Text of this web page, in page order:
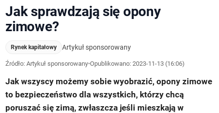
Jak sprawdzają się opony
zimowe?
Rynek kapitałowy Artykuł sponsorowany
Źródło: Artykuł sponsorowany•Opublikowano:2023-11-13 (16:06)
Jak wszyscy możemy sobie wyobrazić, opony zimowe
to bezpieczeństwo dla wszystkich, którzy chcą
poruszać się zimą, zwłaszcza jeśli mieszkają w